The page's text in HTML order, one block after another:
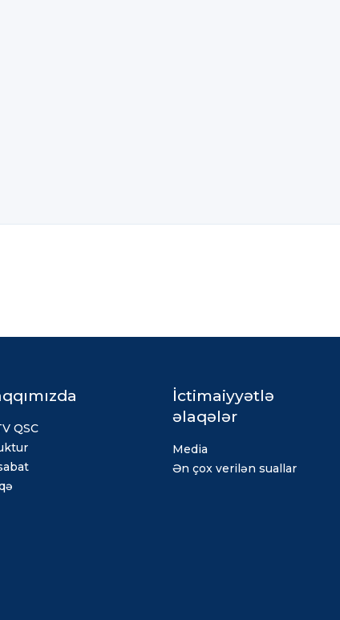
QSC
İctimaiyyətlə
əlaqələr
Media
Ən çox verilən suallar